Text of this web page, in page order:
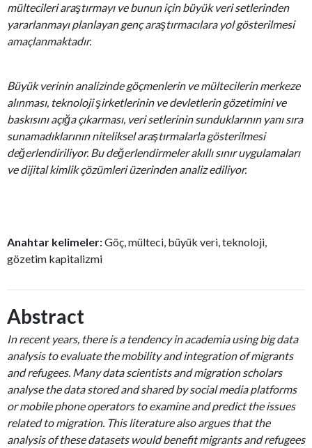
mültecileri araştırmayı ve bunun için büyük veri setlerinden
yararlanmayı planlayan genç araştırmacılara yol gösterilmesi
amaçlanmaktadır.
Büyük verinin analizinde göçmenlerin ve mültecilerin merkeze
alınması, teknoloji şirketlerinin ve devletlerin gözetimini ve
baskısını açığa çıkarması, veri setlerinin sunduklarının yanı sıra
sunamadıklarının niteliksel araştırmalarla gösterilmesi
değerlendiriliyor. Bu değerlendirmeler akıllı sınır uygulamaları
ve dijital kimlik çözümleri üzerinden analiz ediliyor.
Anahtar kelimeler:Göç, mülteci, büyük veri, teknoloji,
gözetim kapitalizmi
Abstract
In recent years, there is a tendency in academia using big data
analysis to evaluate the mobility and integration of migrants
and refugees. Many data scientists and migration scholars
analyse the data stored and shared by social media platforms
or mobile phone operators to examine and predict the issues
related to migration. This literature also argues that the
analysis of these datasets would benefit migrants and refugees